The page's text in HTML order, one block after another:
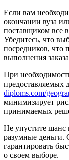
Если вам
окончании вуза
поставщиком все
Убедитесь, что
посредников, что
выполнения
При
предоставляемых
diploms.com/
минимизирует
принимаемых
Не упустите шанс
разумные деньги.
гарантировать
о своем выборе.